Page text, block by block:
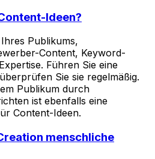
Ideen?
Publikums,
Content, Keyword-
Führen Sie eine
Sie sie regelmäßig.
Publikum durch
ist ebenfalls eine
Content-Ideen.
menschliche